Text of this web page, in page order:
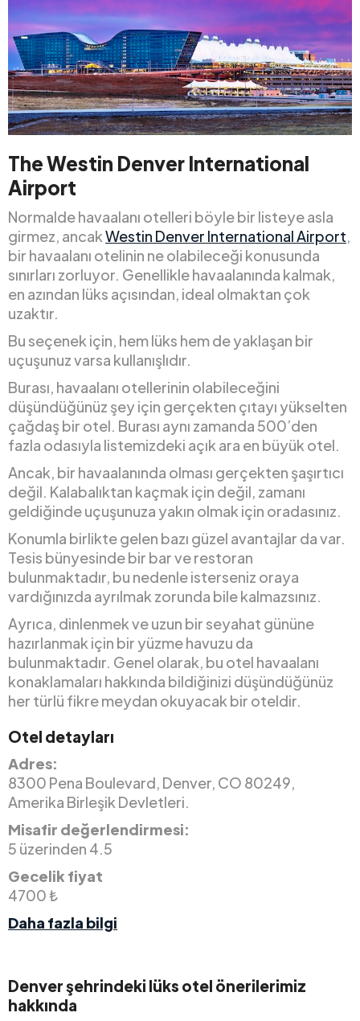
The Westin Denver International
Airport
Normalde havaalanı otelleri böyle bir listeye asla
girmez, ancakWestin Denver International Airport,
bir havaalanı otelinin ne olabileceği konusunda
sınırları zorluyor. Genellikle havaalanında kalmak,
en azından lüks açısından, ideal olmaktan çok
uzaktır.
Bu seçenek için, hem lüks hem de yaklaşan bir
uçuşunuz varsa kullanışlıdır.
Burası, havaalanı otellerinin olabileceğini
düşündüğünüz şey için gerçekten çıtayı yükselten
çağdaş bir otel. Burası aynı zamanda 500’den
fazla odasıyla listemizdeki açık ara en büyük otel.
Ancak, bir havaalanında olması gerçekten şaşırtıcı
değil. Kalabalıktan kaçmak için değil, zamanı
geldiğinde uçuşunuza yakın olmak için oradasınız.
Konumla birlikte gelen bazı güzel avantajlar da var.
Tesis bünyesinde bir bar ve restoran
bulunmaktadır, bu nedenle isterseniz oraya
vardığınızda ayrılmak zorunda bile kalmazsınız.
Ayrıca, dinlenmek ve uzun bir seyahat gününe
hazırlanmak için bir yüzme havuzu da
bulunmaktadır. Genel olarak, bu otel havaalanı
konaklamaları hakkında bildiğinizi düşündüğünüz
her türlü fikre meydan okuyacak bir oteldir.
Otel detayları
Adres:
8300 Pena Boulevard, Denver, CO 80249,
Amerika Birleşik Devletleri.
Misafir değerlendirmesi:
5 üzerinden 4.5
Gecelik fiyat
4700 ₺
Daha fazla bilgi
Denver şehrindeki lüks otel önerilerimiz
hakkında